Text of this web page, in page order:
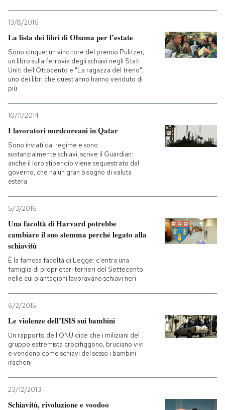
13/8/2016
La lista dei libri di Obama per l’estate
Sono cinque: un vincitore del premio Pulitzer,
un libro sulla ferrovia degli schiavi negli Stati
Uniti dell'Ottocento e "La ragazza del treno",
uno dei libri che quest'anno hanno venduto di
più
10/11/2014
I lavoratori nordcoreani in Qatar
Sono inviati dal regime e sono
sostanzialmente schiavi, scrive il Guardian:
anche il loro stipendio viene sequestrato dal
governo, che ha un gran bisogno di valuta
estera
5/3/2016
Una facoltà di Harvard potrebbe
cambiare il suo stemma perché legato alla
schiavitù
È la famosa facoltà di Legge: c'entra una
famiglia di proprietari terrieri del Settecento
nelle cui piantagioni lavoravano schiavi neri
6/2/2015
Le violenze dell’ISIS sui bambini
Un rapporto dell'ONU dice che i miliziani del
gruppo estremista crocifiggono, bruciano vivi
e vendono come schiavi del sesso i bambini
iracheni
23/12/2013
Schiavitù, rivoluzione e voodoo